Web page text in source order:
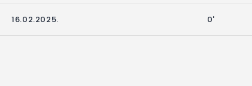
16.02.2025. 0'